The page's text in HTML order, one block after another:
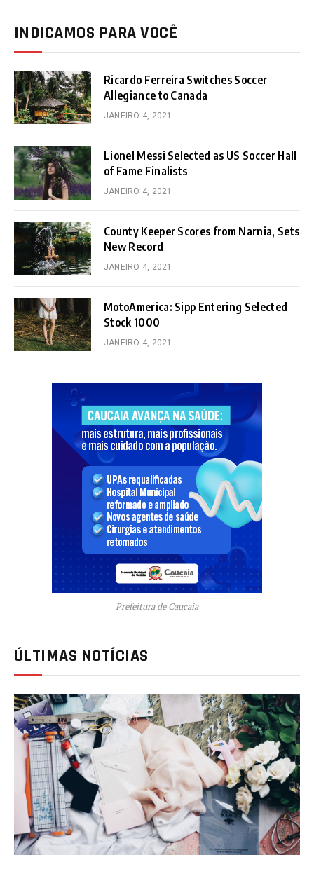
INDICAMOS PARA VOCÊ
Ricardo Ferreira Switches Soccer
Allegiance to Canada
JANEIRO 4, 2021
Lionel Messi Selected as US Soccer Hall
of Fame Finalists
JANEIRO 4, 2021
County Keeper Scores from Narnia, Sets
New Record
JANEIRO 4, 2021
MotoAmerica: Sipp Entering Selected
Stock 1000
JANEIRO 4, 2021
Prefeitura de Caucaia
ÚLTIMAS NOTÍCIAS